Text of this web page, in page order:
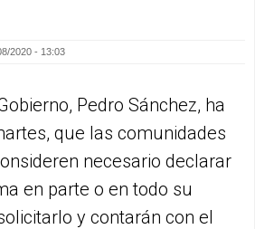
2020 - 13:03
Pedro Sánchez, ha
que las comunidades
necesario declarar
en parte o en todo su
y contarán con el